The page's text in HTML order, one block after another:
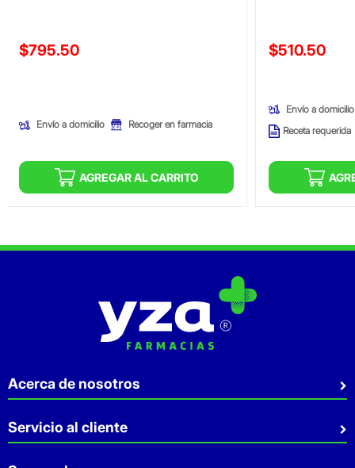
Precio reducido de
$795.50
Envío a domicilio Recoger en farmacia
AGREGAR AL CARRITO
Precio
$510.50
Envío a domicilio
Receta requerida
Acerca de nosotros
Quiénes somos
Sostenibilidad
Servicio al cliente